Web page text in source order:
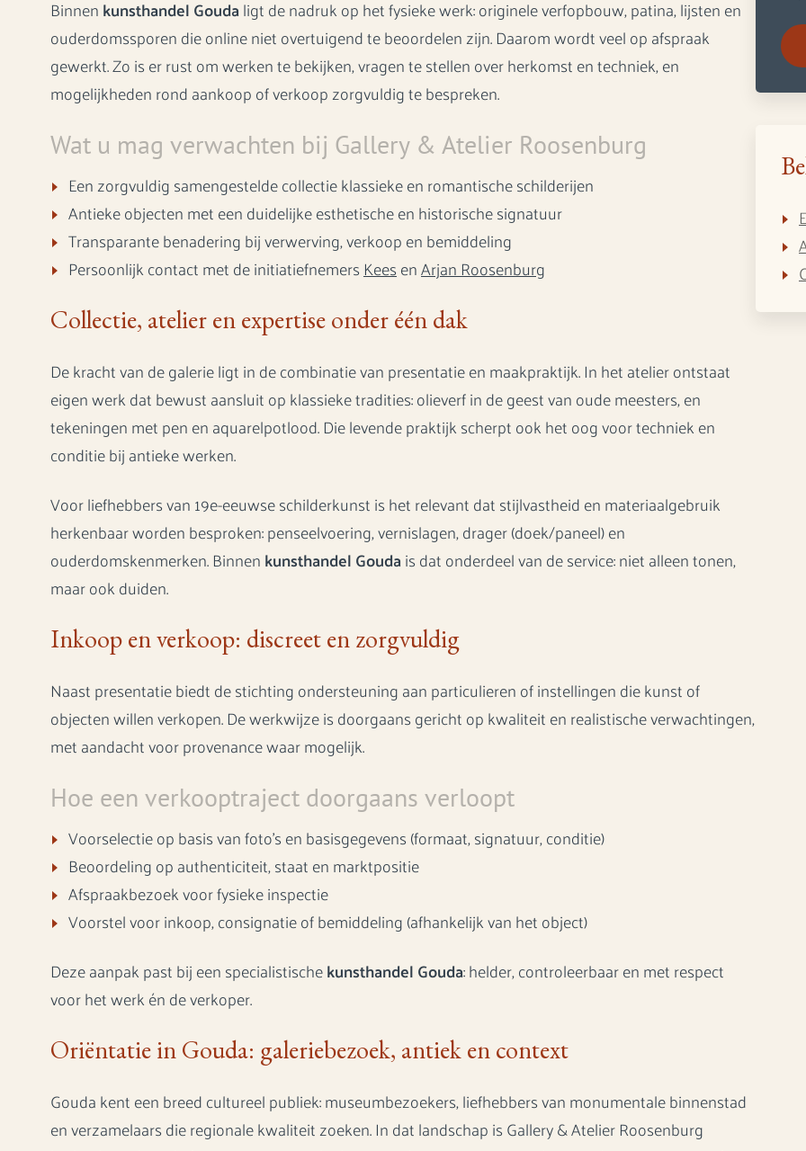
Binnenkunsthandel Goudaligt de nadruk op het fysieke werk: originele verfopbouw, patina, lijsten en
ouderdomssporen die online niet overtuigend te beoordelen zijn. Daarom wordt veel op afspraak
gewerkt. Zo is er rust om werken te bekijken, vragen te stellen over herkomst en techniek, en
mogelijkheden rond aankoop of verkoop zorgvuldig te bespreken.
Wat u mag verwachten bij Gallery & Atelier Roosenburg
Een zorgvuldig samengestelde collectie klassieke en romantische schilderijen
Antieke objecten met een duidelijke esthetische en historische signatuur
Transparante benadering bij verwerving, verkoop en bemiddeling
Persoonlijk contact met de initiatiefnemersKeesenArjan Roosenburg
Collectie, atelier en expertise onder één dak
De kracht van de galerie ligt in de combinatie van presentatie en maakpraktijk. In het atelier ontstaat
eigen werk dat bewust aansluit op klassieke tradities: olieverf in de geest van oude meesters, en
tekeningen met pen en aquarelpotlood. Die levende praktijk scherpt ook het oog voor techniek en
conditie bij antieke werken.
Voor liefhebbers van 19e-eeuwse schilderkunst is het relevant dat stijlvastheid en materiaalgebruik
herkenbaar worden besproken: penseelvoering, vernislagen, drager (doek/paneel) en
ouderdomskenmerken. Binnenkunsthandel Goudais dat onderdeel van de service: niet alleen tonen,
maar ook duiden.
Inkoop en verkoop: discreet en zorgvuldig
Naast presentatie biedt de stichting ondersteuning aan particulieren of instellingen die kunst of
objecten willen verkopen. De werkwijze is doorgaans gericht op kwaliteit en realistische verwachtingen,
met aandacht voor provenance waar mogelijk.
Hoe een verkooptraject doorgaans verloopt
Voorselectie op basis van foto’s en basisgegevens (formaat, signatuur, conditie)
Beoordeling op authenticiteit, staat en marktpositie
Afspraakbezoek voor fysieke inspectie
Voorstel voor inkoop, consignatie of bemiddeling (afhankelijk van het object)
Deze aanpak past bij een specialistischekunsthandel Gouda: helder, controleerbaar en met respect
voor het werk én de verkoper.
Oriëntatie in Gouda: galeriebezoek, antiek en context
Gouda kent een breed cultureel publiek: museumbezoekers, liefhebbers van monumentale binnenstad
en verzamelaars die regionale kwaliteit zoeken. In dat landschap is Gallery & Atelier Roosenburg